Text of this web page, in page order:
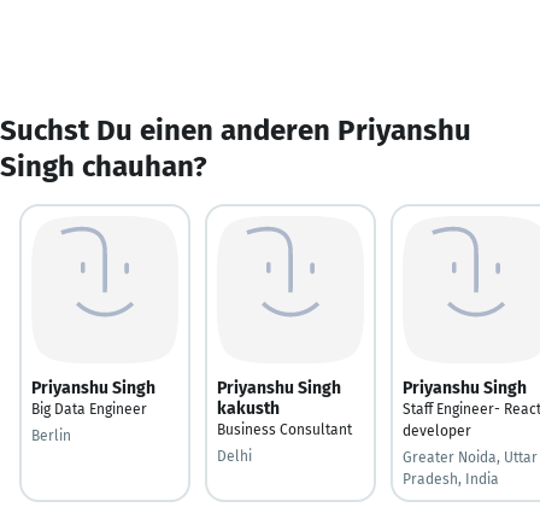
Suchst Du einen anderen Priyanshu
Singh chauhan?
Priyanshu Singh
Big Data Engineer
Berlin
Priyanshu Singh
kakusth
Business Consultant
Delhi
Priyanshu Singh
Staff Engineer- React
developer
Greater Noida, Uttar
Pradesh, India